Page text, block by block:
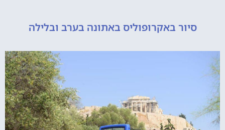
באקרופוליס באתונה בערב ובלילה